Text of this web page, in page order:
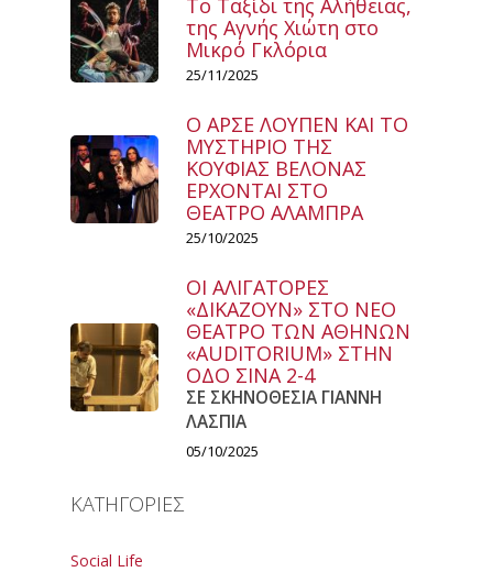
της Αγνής Χιώτη στο
Μικρό Γκλόρια
25/11/2025
Ο ΑΡΣΕ ΛΟΥΠΕΝ ΚΑΙ ΤΟ
ΜΥΣΤΗΡΙΟ ΤΗΣ
ΚΟΥΦΙΑΣ ΒΕΛΟΝΑΣ
ΕΡΧΟΝΤΑΙ ΣΤΟ
ΘΕΑΤΡΟ ΑΛΑΜΠΡΑ
25/10/2025
ΟΙ ΑΛΙΓΑΤΟΡΕΣ
«ΔΙΚΑΖΟΥΝ» ΣΤΟ ΝΕΟ
ΘΕΑΤΡΟ ΤΩΝ ΑΘΗΝΩΝ
«AUDITORIUM» ΣΤΗΝ
ΟΔΟ ΣΙΝΑ 2-4
ΣΕ ΣΚΗΝΟΘΕΣΙΑ ΓΙΑΝΝΗ
ΛΑΣΠΙΑ
05/10/2025
ΚΑΤΗΓΟΡΙΕΣ
Social Life